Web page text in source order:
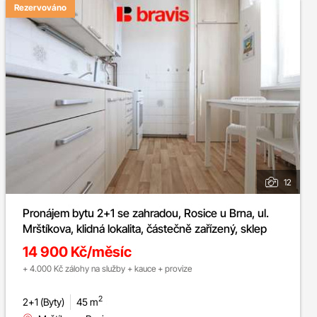
Rezervováno
12
Pronájem bytu 2+1 se zahradou, Rosice u Brna, ul.
Mrštíkova, klidná lokalita, částečně zařízený, sklep
14 900 Kč/měsíc
+ 4.000 Kč zálohy na služby + kauce + provize
2+1 (Byty) 45 m2